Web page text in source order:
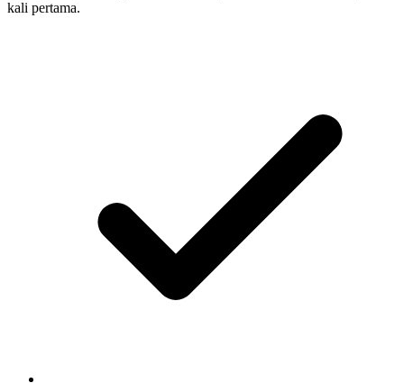
kali pertama.